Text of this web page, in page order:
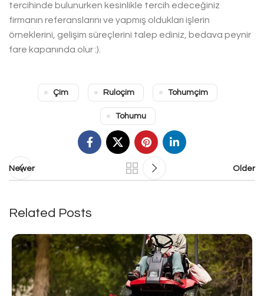
tercihinde bulunurken kesinlikle tercih edeceğiniz
firmanın referanslarını ve yapmış oldukları işlerin
örneklerini, gelişim süreçlerini talep ediniz, bedava peynir
fare kapanında olur :).
Çim Ruloçim Tohumçim
Tohumu
Newer Older
Related Posts